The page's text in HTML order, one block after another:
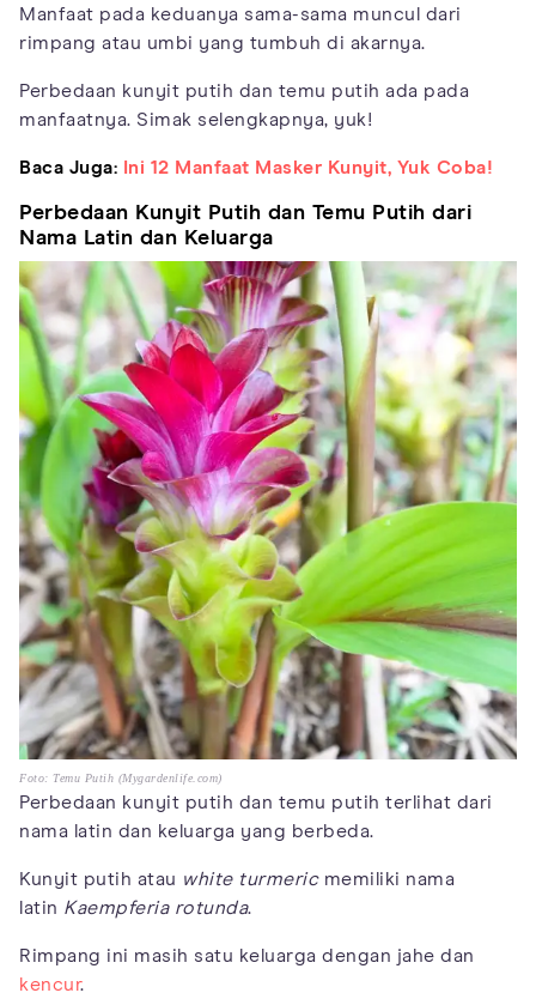
Manfaat pada keduanya sama-sama muncul dari
rimpang atau umbi yang tumbuh di akarnya.
Perbedaan kunyit putih dan temu putih ada pada
manfaatnya. Simak selengkapnya, yuk!
Baca Juga: Ini 12 Manfaat Masker Kunyit, Yuk Coba!
Perbedaan Kunyit Putih dan Temu Putih dari
Nama Latin dan Keluarga
Foto: Temu Putih (Mygardenlife.com)
Perbedaan kunyit putih dan temu putih terlihat dari
nama latin dan keluarga yang berbeda.
Kunyit putih atau white turmericmemiliki nama
latin Kaempferia rotunda.
Rimpang ini masih satu keluarga dengan jahe dan
kencur.